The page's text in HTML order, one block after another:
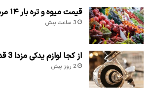
قیمت میوه و تره بار ۱۴ مرداد ۱۴۰۵
3 ساعت پیش
از کجا لوازم یدکی مزدا 3 قدیم بخریم؟
2 روز پیش